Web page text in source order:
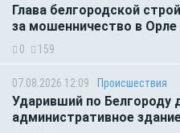
Глава белгородской
за мошенничество в Орле
0 159
07.08.2026 12:09 Происшествия
Ударивший по Белгороду
административное